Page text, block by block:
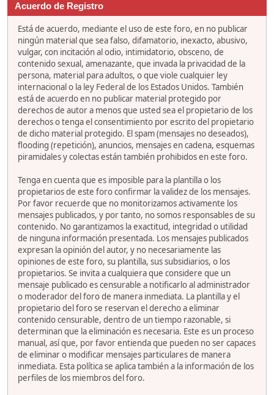
Acuerdo de Registro
Está de acuerdo, mediante el uso de este foro, en no publicar
ningún material que sea falso, difamatorio, inexacto, abusivo,
vulgar, con incitación al odio, intimidatorio, obsceno, de
contenido sexual, amenazante, que invada la privacidad de la
persona, material para adultos, o que viole cualquier ley
internacional o la ley Federal de los Estados Unidos. También
está de acuerdo en no publicar material protegido por
derechos de autor a menos que usted sea el propietario de los
derechos o tenga el consentimiento por escrito del propietario
de dicho material protegido. El spam (mensajes no deseados),
flooding (repetición), anuncios, mensajes en cadena, esquemas
piramidales y colectas están también prohibidos en este foro.
Tenga en cuenta que es imposible para la plantilla o los
propietarios de este foro confirmar la validez de los mensajes.
Por favor recuerde que no monitorizamos activamente los
mensajes publicados, y por tanto, no somos responsables de su
contenido. No garantizamos la exactitud, integridad o utilidad
de ninguna información presentada. Los mensajes publicados
expresan la opinión del autor, y no necesariamente las
opiniones de este foro, su plantilla, sus subsidiarios, o los
propietarios. Se invita a cualquiera que considere que un
mensaje publicado es censurable a notificarlo al administrador
o moderador del foro de manera inmediata. La plantilla y el
propietario del foro se reservan el derecho a eliminar
contenido censurable, dentro de un tiempo razonable, si
determinan que la eliminación es necesaria. Este es un proceso
manual, así que, por favor entienda que pueden no ser capaces
de eliminar o modificar mensajes particulares de manera
inmediata. Esta política se aplica también a la información de los
perfiles de los miembros del foro.